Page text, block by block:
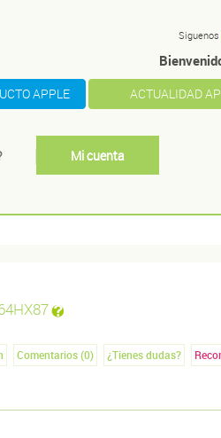
Siguenos
APPLE ACTUALIDAD
Mi cuenta
Comentarios (0) ¿Tienes dudas?